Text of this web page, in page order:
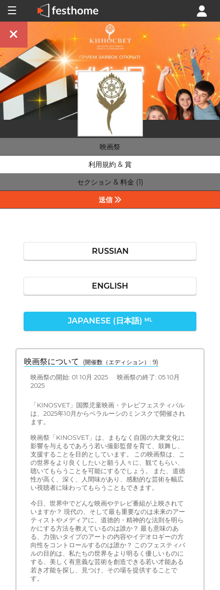
映画祭
利用規約 & 賞
セクション & 料金 (1)
送信
RUSSIAN
ENGLISH
JAPANESE (日本語) ML
映画祭について (開催数（エディション）: 9)
映画祭の開始: 01 10月 2025 映画祭の終了: 05 10月
2025
「KINOSVET」国際児童映画・テレビフェスティバル
は、2025年10月からベラルーシのミンスクで開催され
ます。
映画祭「KINOSVET」は、まもなく自国の大衆文化に
影響を与えるであろう若い撮影監督を育て、鼓舞し、
支援することを目的としています。 この映画祭は、こ
の世界をより良くしたいと願う人々に、観てもらい、
聴いてもらうことを可能にするでしょう。 また、道徳
性が高く、深く、人間味があり、感動的な芸術を幅広
い視聴者に味わってもらうこともできます。
今日、世界中でどんな映画やテレビ番組が上映されて
いますか？ 現代の、そして最も重要なのは未来のアー
ティストやメディアに、道徳的・精神的な法則を明ら
かにする方法を教えているのは誰か？ 最も意味のあ
る、力強いタイプのアートの内容やイデオロギーの方
向性をコントロールするのは誰か？ このフェスティバ
ルの目的は、私たちの世界をより明るく優しいものに
する、美しく有意義な芸術を創造できる若い才能ある
若き才能を探し、見つけ、その場を提供することで
す。